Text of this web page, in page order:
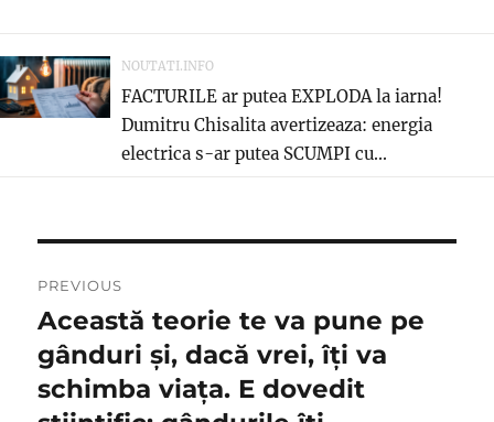
NOUTATI.INFO
FACTURILE ar putea EXPLODA la iarna!
Dumitru Chisalita avertizeaza: energia
electrica s-ar putea SCUMPI cu...
în
articole
PREVIOUS
Previous
post:
Această teorie te va pune pe
gânduri și, dacă vrei, îți va
schimba viața. E dovedit